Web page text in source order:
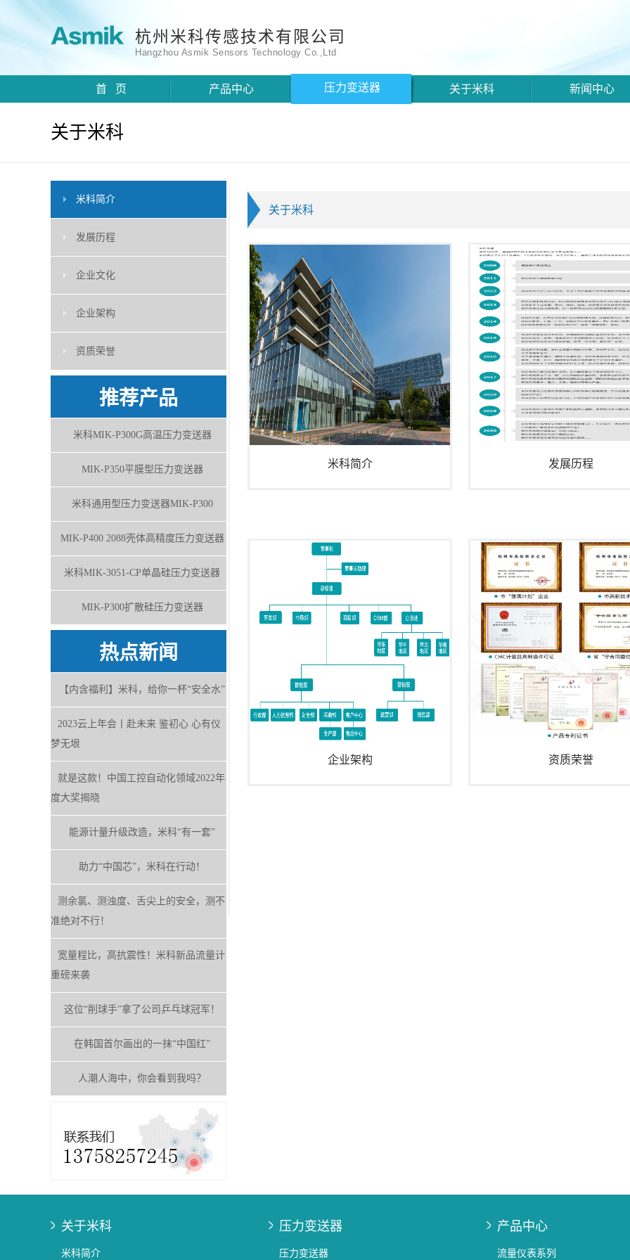
杭州米科传感技术有限公司
Hangzhou Asmik Sensors Technology Co.,Ltd
首 页 产品中心 压力变送器 关于米科 新闻中心
关于米科
米科简介
发展历程
企业文化
企业架构
资质荣誉
推荐产品
米科MIK-P300G高温压力变送器
MIK-P350平膜型压力变送器
米科通用型压力变送器MIK-P300
MIK-P400 2088壳体高精度压力变送器
米科MIK-3051-CP单晶硅压力变送器
MIK-P300扩散硅压力变送器
热点新闻
【内含福利】米科，给你一杯“安全水”
2023云上年会丨赴未来 鉴初心 心有仪
梦无垠
就是这款！中国工控自动化领域2022年
度大奖揭晓
能源计量升级改造，米科“有一套”
助力“中国芯”，米科在行动！
测余氯、测浊度、舌尖上的安全，测不
准绝对不行！
宽量程比，高抗震性！米科新品流量计
重磅来袭
这位“削球手”拿了公司乒乓球冠军！
在韩国首尔画出的一抹“中国红”
人潮人海中，你会看到我吗？
关于米科
米科简介 发展历程
企业架构 资质荣誉
关于米科
米科简介
压力变送器
压力变送器
产品中心
流量仪表系列